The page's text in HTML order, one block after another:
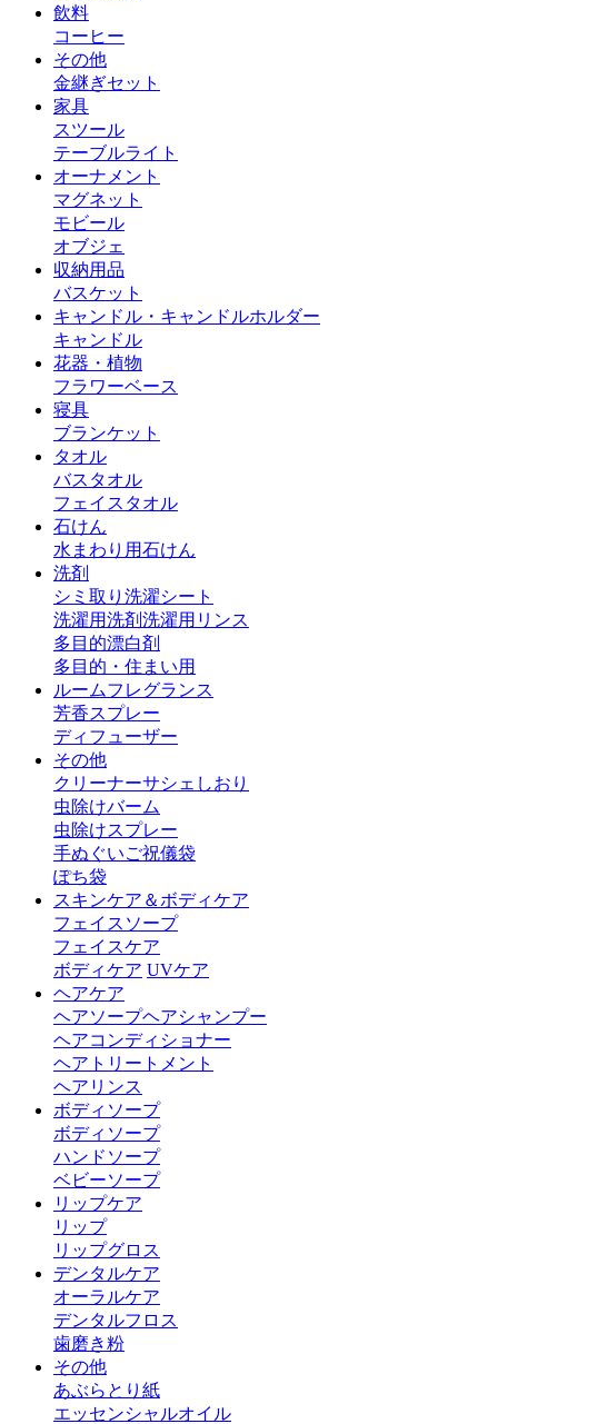
飲料
コーヒー
その他
金継ぎセット
家具
スツール
テーブルライト
オーナメント
マグネット
モビール
オブジェ
収納用品
バスケット
キャンドル・キャンドルホルダー
キャンドル
花器・植物
フラワーベース
寝具
ブランケット
タオル
バスタオル
フェイスタオル
石けん
水まわり用石けん
洗剤
シミ取り 洗濯シート
洗濯用洗剤洗濯用リンス
多目的漂白剤
多目的・住まい用
ルームフレグランス
芳香スプレー
ディフューザー
その他
クリーナーサシェ しおり
虫除けバーム
虫除けスプレー
手ぬぐいご祝儀袋
ぽち袋
スキンケア＆ボディケア
フェイスソープ
フェイスケア
ボディケア UVケア
ヘアケア
ヘアソープヘアシャンプー
ヘアコンディショナー
ヘアトリートメント
ヘアリンス
ボディソープ
ボディソープ
ハンドソープ
ベビーソープ
リップケア
リップ
リップグロス
デンタルケア
オーラルケア
デンタルフロス
歯磨き粉
その他
あぶらとり紙
エッセンシャルオイル